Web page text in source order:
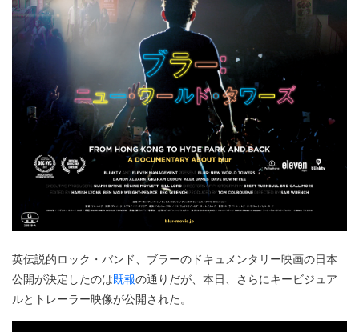
英伝説的ロック・バンド、ブラーのドキュメンタリー映画の日本
公開が決定したのは既報の通りだが、本日、さらにキービジュア
ルとトレーラー映像が公開された。